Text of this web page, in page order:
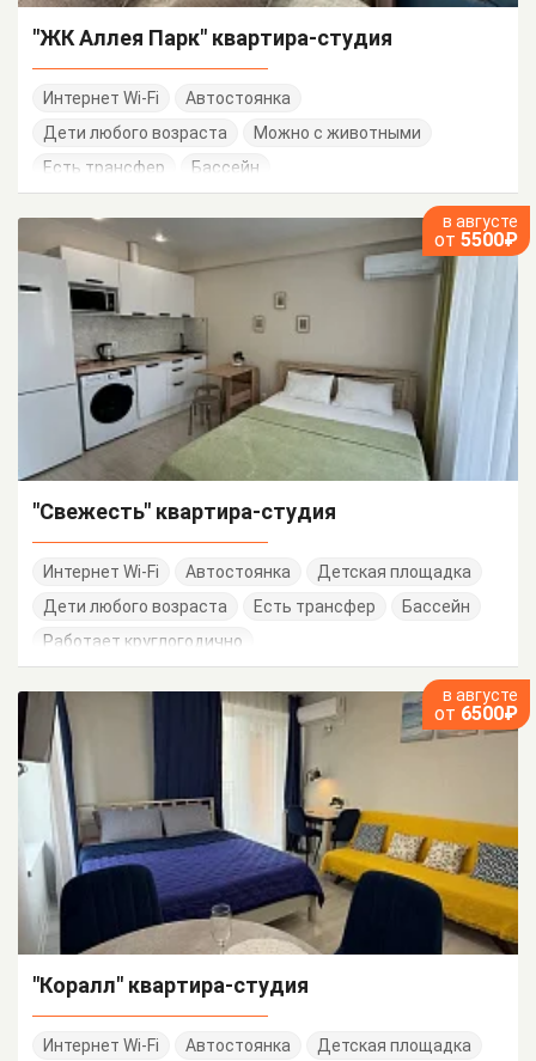
"ЖК Аллея Парк" квартира-студия
Интернет Wi-Fi
Автостоянка
Дети любого возраста
Можно с животными
Есть трансфер
Бассейн
в августе
от 5500₽
"Свежесть" квартира-студия
Интернет Wi-Fi Автостоянка
Детская площадка
Дети любого возраста
Есть трансфер
Бассейн
Работает круглогодично
в августе
от 6500₽
"Коралл" квартира-студия
Интернет Wi-Fi Автостоянка
Детская площадка